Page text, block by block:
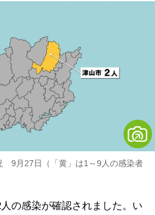
9月27日（「黄」は1～9人の感染者
の感染が確認されました。い